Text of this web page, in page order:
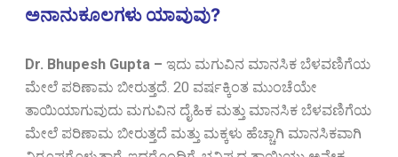
ಅನಾನುಕೂಲಗಳು ಯಾವುವು?
Dr. Bhupesh Gupta – ಇದು ಮಗುವಿನ ಮಾನಸಿಕ ಬೆಳವಣಿಗೆಯ
ಮೇಲೆ ಪರಿಣಾಮ ಬೀರುತ್ತದೆ. 20 ವರ್ಷಕ್ಕಿಂತ ಮುಂಚೆಯೇ
ತಾಯಿಯಾಗುವುದು ಮಗುವಿನ ದೈಹಿಕ ಮತ್ತು ಮಾನಸಿಕ ಬೆಳವಣಿಗೆಯ
ಮೇಲೆ ಪರಿಣಾಮ ಬೀರುತ್ತದೆ ಮತ್ತು ಮಕ್ಕಳು ಹೆಚ್ಚಾಗಿ ಮಾನಸಿಕವಾಗಿ